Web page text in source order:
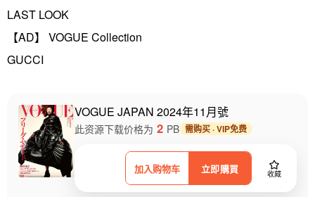
LAST LOOK
【AD】 VOGUE Collection
GUCCI
VOGUE JAPAN 2024年11月號
加入购物车 立即購買 收藏
此资源下载价格为 2 PB 需购买 · VIP免费